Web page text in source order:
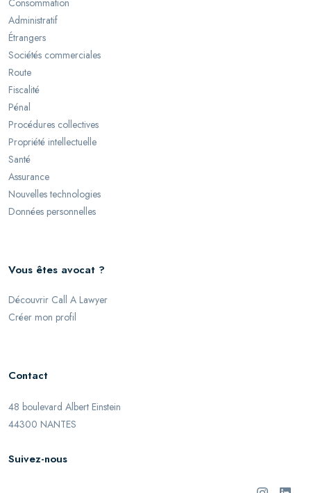
Consommation
Administratif
Étrangers
Sociétés commerciales
Route
Fiscalité
Pénal
Procédures collectives
Propriété intellectuelle
Santé
Assurance
Nouvelles technologies
Données personnelles
Vous êtes avocat ?
Découvrir Call A Lawyer
Créer mon profil
Contact
48 boulevard Albert Einstein
44300 NANTES
Suivez-nous